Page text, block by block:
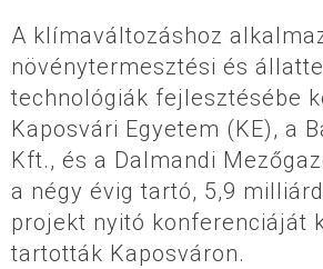
A klímaváltozáshoz
növénytermesztési és
technológiák fejlesztésébe
Kaposvári Egyetem (KE), a
Kft., és a Dalmandi
a négy évig tartó, 5,9
projekt nyitó konferenciáját
tartották Kaposváron.